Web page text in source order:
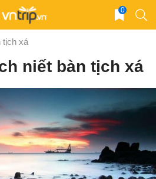
0
tịch xá
niết bàn tịch xá